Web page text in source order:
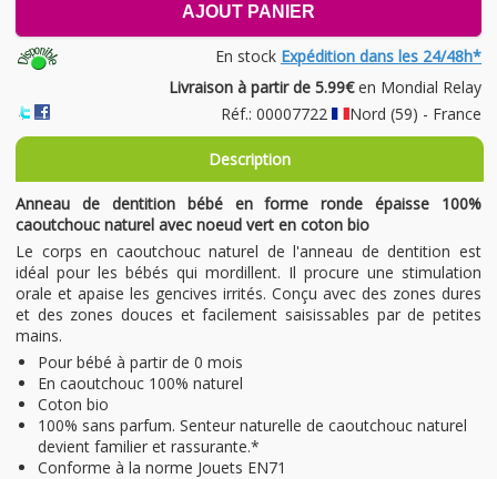
AJOUT PANIER
En stock Expédition dans les 24/48h*
Livraison à partir de 5.99€en Mondial Relay
Réf.: 00007722
Nord (59) - France
Description
Anneau de dentition bébé en forme ronde épaisse 100%
caoutchouc naturel avec noeud vert en coton bio
Le corps en caoutchouc naturel de l'anneau de dentition est
idéal pour les bébés qui mordillent. Il procure une stimulation
orale et apaise les gencives irrités. Conçu avec des zones dures
et des zones douces et facilement saisissables par de petites
mains.
Pour bébé à partir de 0 mois
En caoutchouc 100% naturel
Coton bio
100% sans parfum. Senteur naturelle de caoutchouc naturel
devient familier et rassurante.*
Conforme à la norme Jouets EN71